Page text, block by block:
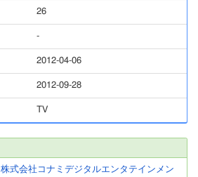
26
-
2012-04-06
2012-09-28
TV
株式会社コナミデジタルエンタテインメン